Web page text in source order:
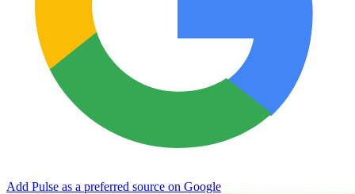
Add Pulse as a preferred source on Google